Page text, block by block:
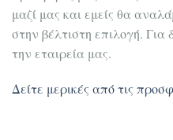
μαζί μας και εμείς θα
στην βέλτιστη επιλογή. Για
την εταιρεία μας.
Δείτε μερικές από τις